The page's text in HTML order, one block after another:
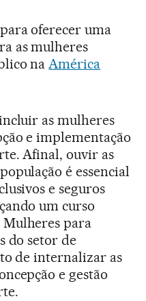
oferecer uma
as mulheres
naAmérica
as mulheres
e implementação
Afinal, ouvir as
é essencial
e seguros
um curso
para
do setor de
de internalizar as
e gestão